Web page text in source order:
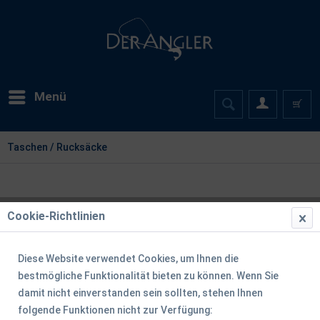
Menü
Taschen / Rucksäcke
Cookie-Richtlinien
Diese Website verwendet Cookies, um Ihnen die
bestmögliche Funktionalität bieten zu können. Wenn Sie
damit nicht einverstanden sein sollten, stehen Ihnen
folgende Funktionen nicht zur Verfügung: